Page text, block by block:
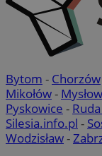
Bytom - Chorzów
Mikołów-
Pyskowice -
Silesia.info.pl -
Wodzisław-